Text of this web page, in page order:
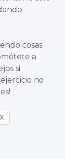
cosas
a
si
no
X